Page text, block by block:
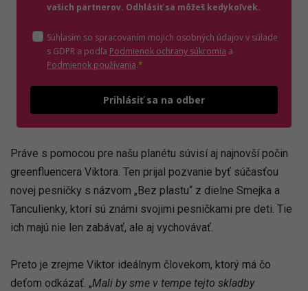
vašich partnerov. Odhlásiť sa môžeš kedykoľvek.
Súhlasím so spracovaním mojich osobných údajov v súlade
s GDPR a podľa Podmienok ochrany súkromia (otvorí sa v novom
a
Podmienok používania(otvorí sa v novom okne)
.*
Prihlásiť sa na odber
Práve s pomocou pre našu planétu súvisí aj najnovší počin
greenfluencera Viktora. Ten prijal pozvanie byť súčasťou
novej pesničky s názvom „Bez plastu“ z dielne Smejka a
Tanculienky, ktorí sú známi svojimi pesničkami pre deti. Tie
ich majú nie len zabávať, ale aj vychovávať.
Preto je zrejme Viktor ideálnym človekom, ktorý má čo
deťom odkázať. „Mali by sme v tempe tejto skladby